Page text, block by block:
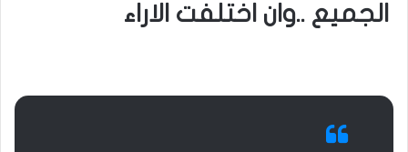
الجميع ..وان اختلفت الاراء